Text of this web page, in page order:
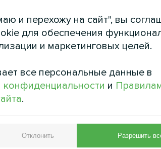
Вентиляционные установки
и оснащены шестигранным
фильтрами Mini-Pleat или
формате Plug&amp;Play.
Расход воздуха:1250 ...
и перехожу на сайт", вы
для обеспечения
и маркетинговых целей.
все персональные данные в
конфиденциальности и
.
Отклонить Разрешить